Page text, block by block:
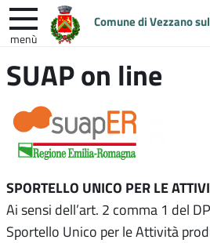
Comune di Vezzano
menù
nel
ENTRA IN COMUNE
SUAP on line
SPORTELLO UNICO PER LE
Ai sensi dell’art. 2 comma 1 del
Sportello Unico per le Attività